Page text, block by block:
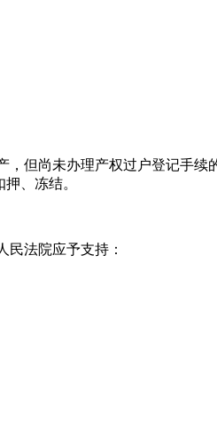
但尚未办理产权过户登记手续
、冻结。
民法院应予支持：